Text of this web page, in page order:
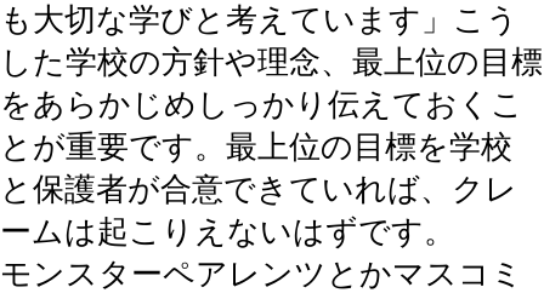
も大切な学びと考えています」こう
した学校の方針や理念、最上位の目標
をあらかじめしっかり伝えておくこ
とが重要です。最上位の目標を学校
と保護者が合意できていれば、クレ
ームは起こりえないはずです。
モンスターペアレンツとかマスコミ